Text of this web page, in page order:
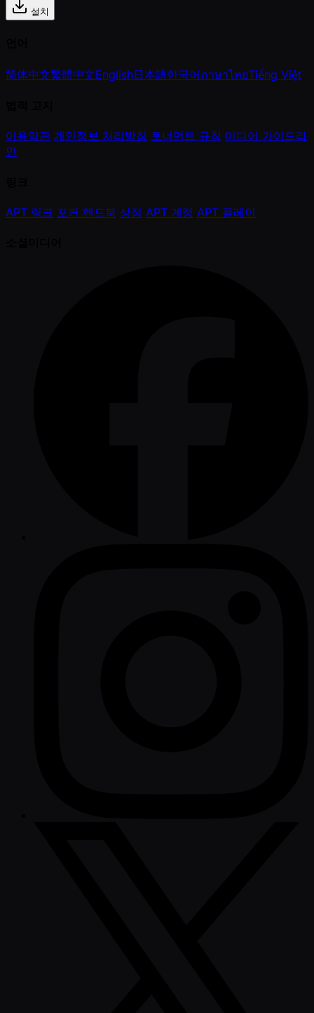
설치
简体中文繁體中文English日本語한국어ภาษาไทยTiếng Việt
이용약관 개인정보 처리방침 토너먼트 규칙 미디어 가이드라
인
APT 링크 포커 핸드북 상점 APT 계정 APT 플레이